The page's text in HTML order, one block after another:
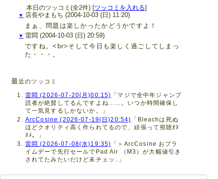
本日のツッコミ(全2件) [ツッコミを入れる]
▼ 店長やまもち (2004-10-03 (日) 11:20)
まぁ、問題は楽しかったかどうかですよ！
▼ 雷悶 (2004-10-03 (日) 20:59)
ですね。<br>そして今日も楽しく過ごしてしまっ
た・・・。
最近のツッコミ
雷悶 (2026-07-20(月)00:15)
「マジで全中年ジャンプ
読者が絶賛してるんですよね……。いつか時間確保し
て一気見するしかないか。」
ArcCosine (2026-07-19(日)20:54)
「Bleachは死ぬ
ほどクオリティ高く作られてるので、頑張って視聴ｵﾇ
ﾇﾒ。」
雷悶 (2026-07-08(水)19:35)
「＞ArcCosine おプラ
イムデーで先行セールでPad Air （M3）が大幅値引き
されてたみたいだけど未チェッ..」